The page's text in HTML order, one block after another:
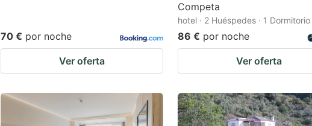
70 € por noche
Ver oferta
Competa
hotel · 2 Huéspedes · 1 Dormitorio
86 € por noche
Ver oferta